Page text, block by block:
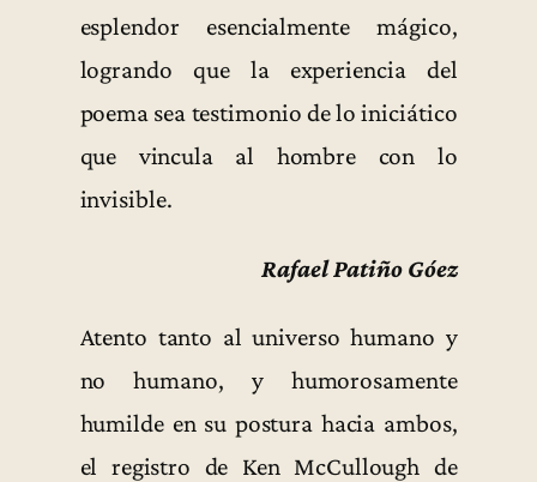
esplendor esencialmente mágico,
logrando que la experiencia del
poema sea testimonio de lo iniciático
que vincula al hombre con lo
invisible.
Rafael Patiño Góez
Atento tanto al universo humano y
no humano, y humorosamente
humilde en su postura hacia ambos,
el registro de Ken McCullough de